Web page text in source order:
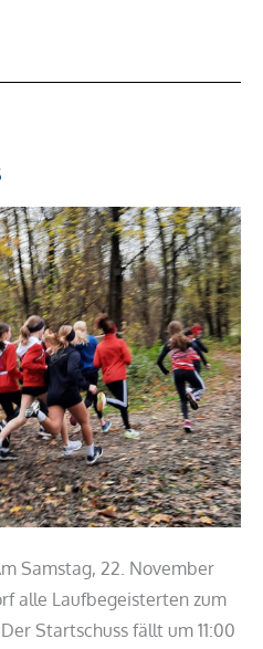
Samstag, 22. November
alle Laufbegeisterten zum
Startschuss fällt um 11:00